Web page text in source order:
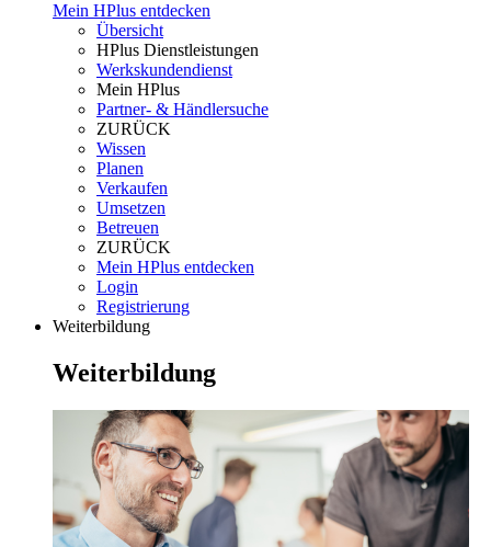
Mein HPlus entdecken
Übersicht
HPlus Dienstleistungen
Werkskundendienst
Mein HPlus
Partner- & Händlersuche
ZURÜCK
Wissen
Planen
Verkaufen
Umsetzen
Betreuen
ZURÜCK
Mein HPlus entdecken
Login
Registrierung
Weiterbildung
Weiterbildung